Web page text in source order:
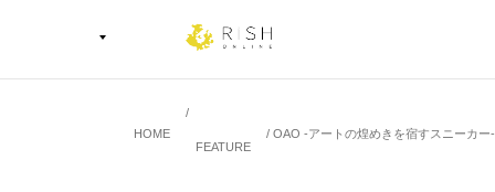
HOME
FEATURE
OAO -アートの煌めきを宿すスニーカー-